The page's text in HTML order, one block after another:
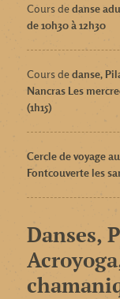
Cours dedanse
de 10h30 à 12h30
Cours dedanse,
Nancras Les
(1h15)
Cercle de voyage
Fontcouverte les
Danses,